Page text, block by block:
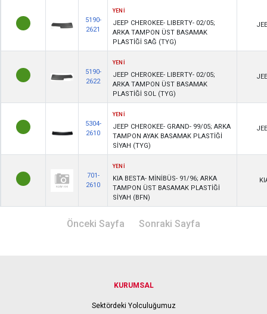
5190-
2621
YENİ
JEEP CHEROKEE- LIBERTY- 02/05;
ARKA TAMPON ÜST BASAMAK
PLASTİĞİ SAĞ (TYG)
5190-
2622
YENİ
JEEP CHEROKEE- LIBERTY- 02/05;
ARKA TAMPON ÜST BASAMAK
PLASTİĞİ SOL (TYG)
5304-
2610
YENİ
JEEP CHEROKEE- GRAND- 99/05; ARKA
TAMPON AYAK BASAMAK PLASTİĞİ
SİYAH (TYG)
701-
2610
YENİ
KIA BESTA- MİNİBÜS- 91/96; ARKA
TAMPON ÜST BASAMAK PLASTİĞİ
SİYAH (BFN)
Önceki Sayfa Sonraki Sayfa
KURUMSAL
Sektördeki Yolculuğumuz